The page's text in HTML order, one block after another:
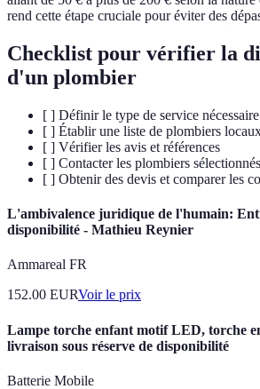
rend cette étape cruciale pour éviter des
Checklist pour vérifier la
d'un plombier
[ ] Définir le type de service nécessaire
[ ] Établir une liste de plombiers
[ ] Vérifier les avis et références
[ ] Contacter les plombiers sélectionnés
[ ] Obtenir des devis et comparer les
L'ambivalence juridique de l'humain:
disponibilité - Mathieu Reynier
Ammareal FR
152.00 EURVoir le prix
Lampe torche enfant motif LED, torche
livraison sous réserve de disponibilité
Batterie Mobile